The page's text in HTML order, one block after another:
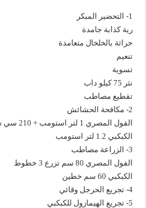
1- التحضير المبكر
رية كذابة جامدة
حراثة بالخلخال متعامدة
تنعيم
تسوية
نثر 75 كيلو داب
تقطيع مصاطب
2- مكافحة الحشائش
الفول المصري 1 لتر استومب + 210 سي سي بيرسوت
الكبكبي 1.2 لتر استومب
3- الزراعة مصاطب
الفول المصري 80 سم تزرع 3 خطوط
الكبكبي 60 سم خطين
4- تجريع الحرجل وقائي
5- تجريع الهيمازول للكبكبي